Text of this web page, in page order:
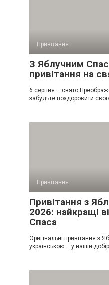
Привітання
З Яблучним
привітання на
6 серпня – свято
забудьте поздоровити
Привітання
Привітання з
2026: найкращі
Спаса
Оригінальні привітання з
українською – у нашій